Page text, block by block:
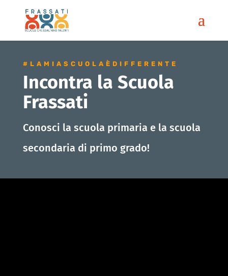
#LAMIASCUOLAÈDIFFERENTE
Incontra la Scuola
Frassati
Conosci la scuola primaria e la scuola
secondaria di primo grado!